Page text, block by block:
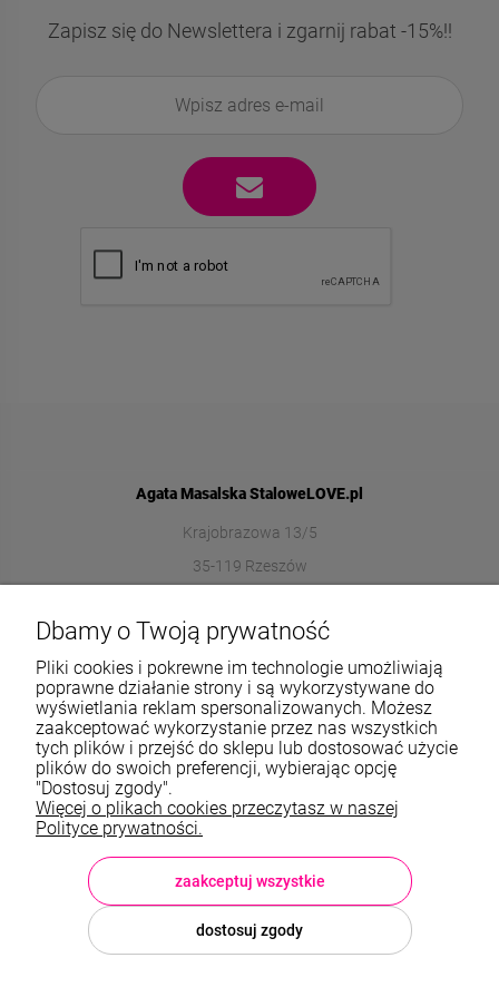
Zapisz się do Newslettera i zgarnij rabat -15%!!
Agata Masalska StaloweLOVE.pl
Krajobrazowa 13/5
35-119 Rzeszów
572989669
Informacje
O nas
TWOJE KONTO
Sklep: StaloweLOVE, Krajobrazowa 13/5, 35-119 Rzeszów, woj.
podkarpackie, NIP: 8133612433, tel.:572 989 669
sklep@stalowelove.com.pl
Dbamy o Twoją prywatność
Pliki cookies i pokrewne im technologie umożliwiają
poprawne działanie strony i są wykorzystywane do
wyświetlania reklam spersonalizowanych. Możesz
zaakceptować wykorzystanie przez nas wszystkich
tych plików i przejść do sklepu lub dostosować użycie
plików do swoich preferencji, wybierając opcję
"Dostosuj zgody".
Więcej o plikach cookies przeczytasz w naszej
Polityce prywatności.
dostosuj zgody
zaakceptuj wszystkie